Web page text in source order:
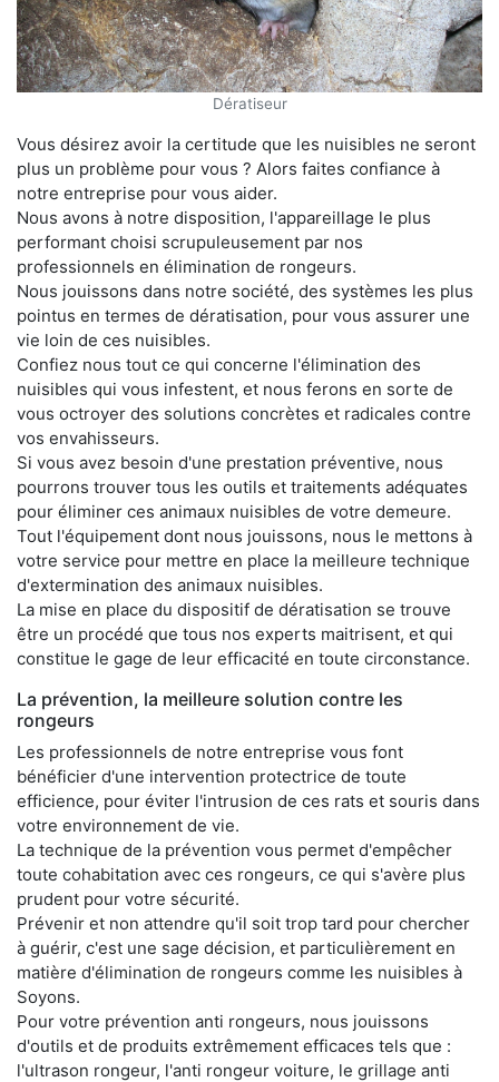
Dératiseur
Vous désirez avoir la certitude que les nuisibles ne seront
plus un problème pour vous ? Alors faites confiance à
notre entreprise pour vous aider.
Nous avons à notre disposition, l'appareillage le plus
performant choisi scrupuleusement par nos
professionnels en élimination de rongeurs.
Nous jouissons dans notre société, des systèmes les plus
pointus en termes de dératisation, pour vous assurer une
vie loin de ces nuisibles.
Confiez nous tout ce qui concerne l'élimination des
nuisibles qui vous infestent, et nous ferons en sorte de
vous octroyer des solutions concrètes et radicales contre
vos envahisseurs.
Si vous avez besoin d'une prestation préventive, nous
pourrons trouver tous les outils et traitements adéquates
pour éliminer ces animaux nuisibles de votre demeure.
Tout l'équipement dont nous jouissons, nous le mettons à
votre service pour mettre en place la meilleure technique
d'extermination des animaux nuisibles.
La mise en place du dispositif de dératisation se trouve
être un procédé que tous nos experts maitrisent, et qui
constitue le gage de leur efficacité en toute circonstance.
La prévention, la meilleure solution contre les
rongeurs
Les professionnels de notre entreprise vous font
bénéficier d'une intervention protectrice de toute
efficience, pour éviter l'intrusion de ces rats et souris dans
votre environnement de vie.
La technique de la prévention vous permet d'empêcher
toute cohabitation avec ces rongeurs, ce qui s'avère plus
prudent pour votre sécurité.
Prévenir et non attendre qu'il soit trop tard pour chercher
à guérir, c'est une sage décision, et particulièrement en
matière d'élimination de rongeurs comme les nuisibles à
Soyons.
Pour votre prévention anti rongeurs, nous jouissons
d'outils et de produits extrêmement efficaces tels que :
l'ultrason rongeur, l'anti rongeur voiture, le grillage anti